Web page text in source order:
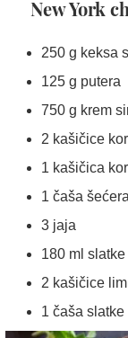
New York
250 g keksa
125 g putera
750 g krem
2 kašičice
1 kašičica
1 čaša šećera
3 jaja
180 ml
2 kašičice
1 čaša